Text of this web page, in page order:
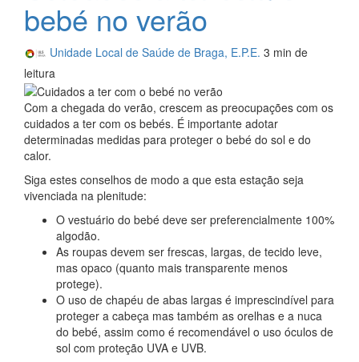
bebé no verão
Unidade Local de Saúde de Braga, E.P.E. 3 min de
leitura
Com a chegada do verão, crescem as preocupações com os
cuidados a ter com os bebés. É importante adotar
determinadas medidas para proteger o bebé do sol e do
calor.
Siga estes conselhos de modo a que esta estação seja
vivenciada na plenitude:
O vestuário do bebé deve ser preferencialmente 100%
algodão.
As roupas devem ser frescas, largas, de tecido leve,
mas opaco (quanto mais transparente menos
protege).
O uso de chapéu de abas largas é imprescindível para
proteger a cabeça mas também as orelhas e a nuca
do bebé, assim como é recomendável o uso óculos de
sol com proteção UVA e UVB.